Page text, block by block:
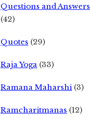
Questions and Answers
(42)
Quotes (29)
Raja Yoga (33)
Ramana Maharshi (3)
Ramcharitmanas (12)